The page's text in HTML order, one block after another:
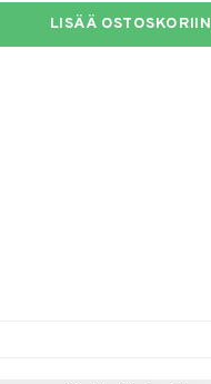
LISÄÄ OSTOSKORIIN